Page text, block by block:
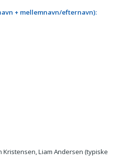
+ mellemnavn/efternavn):
Kristensen, Liam Andersen (typiske